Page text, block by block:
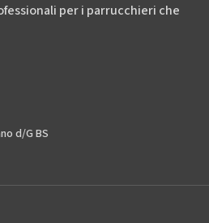
per i parrucchieri che
d/G BS